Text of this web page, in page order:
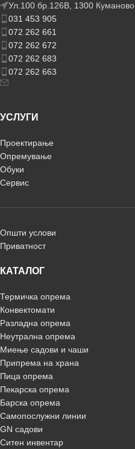
Ул.100 бр.126В, 1300 Куманово
031 453 905
072 262 661
072 262 672
072 262 683
072 262 663
УСЛУГИ
Проектирање
Опремување
Обуки
Сервис
Општи услови
Приватност
КАТАЛОГ
Термичка опрема
Конвектомати
Разладна опрема
Неутрална опрема
Миење садови и чаши
Припрема на храна
Пица опрема
Пекарска опрема
Барска опрема
Самопослужни линии
GN садови
Ситен инвентар